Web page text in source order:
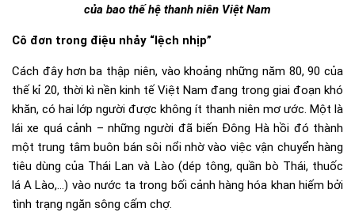
của bao thế hệ thanh niên Việt Nam
Cô đơn trong điệu nhảy “lệch nhịp”
Cách đây hơn ba thập niên, vào khoảng những năm 80, 90 của
thế kỉ 20, thời kì nền kinh tế Việt Nam đang trong giai đoạn khó
khăn, có hai lớp người được không ít thanh niên mơ ước. Một là
lái xe quá cảnh – những người đã biến Đông Hà hồi đó thành
một trung tâm buôn bán sôi nổi nhờ vào việc vận chuyển hàng
tiêu dùng của Thái Lan và Lào (dép tông, quần bò Thái, thuốc
lá A Lào,…) vào nước ta trong bối cảnh hàng hóa khan hiếm bởi
tình trạng ngăn sông cấm chợ.